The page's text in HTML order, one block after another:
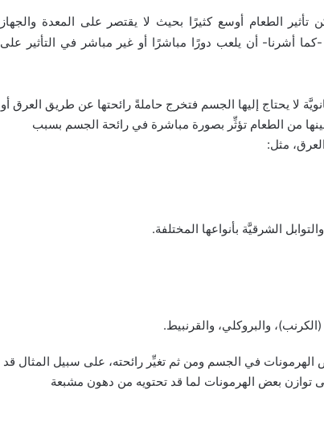
تأثير الطعام أوسع كثيرًا بحيث لا يقتصر على المعدة والجهاز
أشرنا- أن يلعب دورًا مباشرًا أو غير مباشر في التأثير على
لا يحتاج إليها الجسم فتخرج حاملةً رائحتها عن طريق العرق أو
من الطعام تؤثِّر بصورة مباشرة في رائحة الجسم بسبب
مثل:
الشرقيَّة بأنواعها المختلفة.
والبروكلي، والقرنبيط.
في الجسم ومن ثم تغيِّر رائحته، على سبيل المثال قد
توازن بعض الهرمونات لما قد تحتويه من دهون مشبعة